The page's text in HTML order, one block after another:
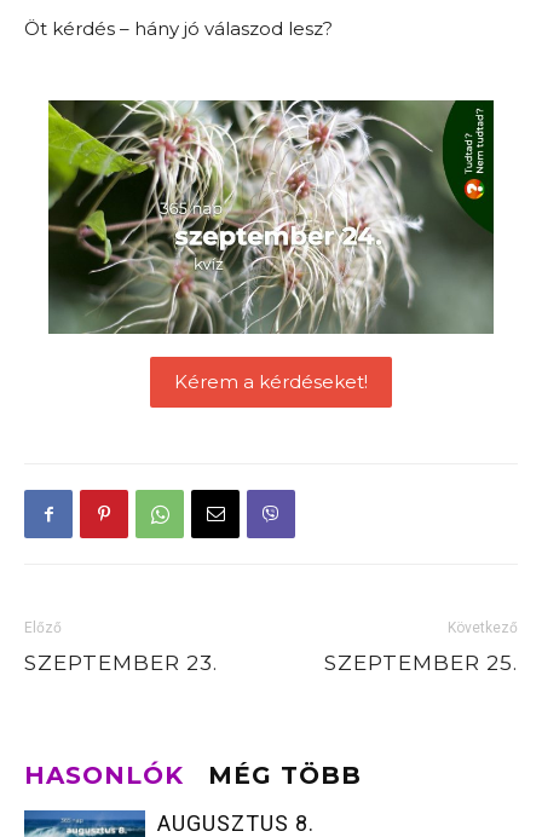
Öt kérdés – hány jó válaszod lesz?
Kérem a kérdéseket!
Előző
SZEPTEMBER 23.
Következő
SZEPTEMBER 25.
HASONLÓK MÉG TÖBB
AUGUSZTUS 8.